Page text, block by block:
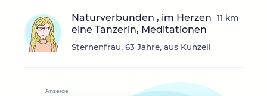
Naturverbunden , im Herzen
eine Tänzerin, Meditationen
Sternenfrau, 63 Jahre, aus Künzell
11 km